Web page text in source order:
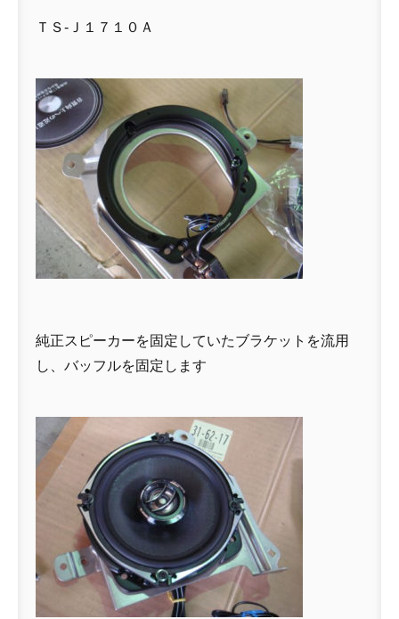
ＴＳ-Ｊ１７１０Ａ
純正スピーカーを固定していたブラケットを流用
し、バッフルを固定します